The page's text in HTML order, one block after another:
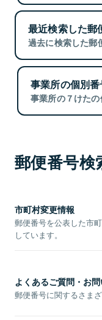
最近検索した郵
過去に検索した郵
事業所の個別
事業所の７けたの
郵便番号検
市町村変更情報
郵便番号を公表した市
しています。
よくあるご質問・お
郵便番号に関するさま